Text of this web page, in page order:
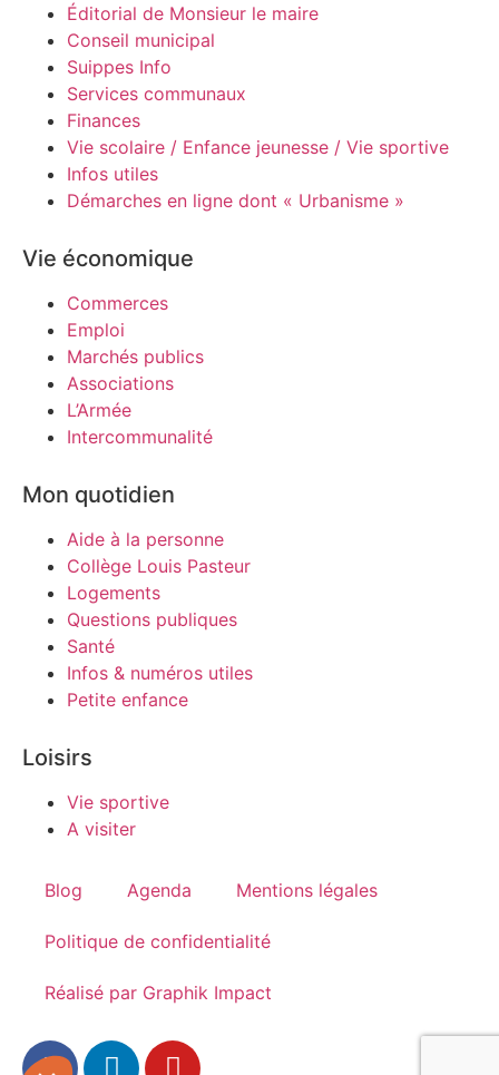
Éditorial de Monsieur le maire
Conseil municipal
Suippes Info
Services communaux
Finances
Vie scolaire / Enfance jeunesse / Vie sportive
Infos utiles
Démarches en ligne dont « Urbanisme »
Vie économique
Commerces
Emploi
Marchés publics
Associations
L’Armée
Intercommunalité
Mon quotidien
Aide à la personne
Collège Louis Pasteur
Logements
Questions publiques
Santé
Infos & numéros utiles
Petite enfance
Loisirs
Vie sportive
A visiter
Blog Agenda Mentions légales
Politique de confidentialité
Réalisé par Graphik Impact